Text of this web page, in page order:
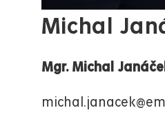
Michal
Mgr. Michal